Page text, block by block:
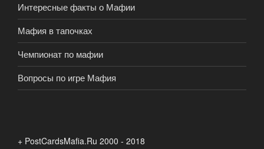
Интересные факты о Мафии
Мафия в тапочках
Чемпионат по мафии
Вопросы по игре Мафия
+ PostCardsMafia.Ru 2000 - 2018